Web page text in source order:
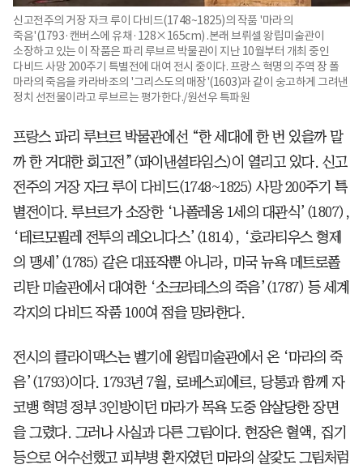
신고전주의 거장 자크 루이 다비드(1748~1825)의 작품 '마라의
죽음'(1793·캔버스에 유채·128×165cm) .본래 브뤼셀 왕립미술관이
소장하고 있는 이 작품은 파리 루브르 박물관이 지난 10월부터 개최 중인
다비드 사망 200주기 특별전에 대여 전시 중이다. 프랑스 혁명의 주역 장 폴
마라의 죽음을 카라바조의 '그리스도의 매장'(1603)과 같이 숭고하게 그려낸
정치 선전물이라고 루브르는 평가한다./원선우 특파원
프랑스 파리 루브르 박물관에선 “한 세대에 한 번 있을까 말
까 한 거대한 회고전”(파이낸셜타임스)이 열리고 있다. 신고
전주의 거장 자크 루이 다비드(1748~1825) 사망 200주기 특
별전이다. 루브르가 소장한 ‘나폴레옹 1세의 대관식’(1807),
‘테르모필레 전투의 레오니다스’(1814), ‘호라티우스 형제
의 맹세’(1785) 같은 대표작뿐 아니라, 미국 뉴욕 메트로폴
리탄 미술관에서 대여한 ‘소크라테스의 죽음’(1787) 등 세계
각지의 다비드 작품 100여 점을 망라한다.
전시의 클라이맥스는 벨기에 왕립미술관에서 온 ‘마라의 죽
음’(1793)이다. 1793년 7월, 로베스피에르, 당통과 함께 자
코뱅 혁명 정부 3인방이던 마라가 목욕 도중 암살당한 장면
을 그렸다. 그러나 사실과 다른 그림이다. 현장은 혈액, 집기
등으로 어수선했고 피부병 환자였던 마라의 살갗도 그림처럼